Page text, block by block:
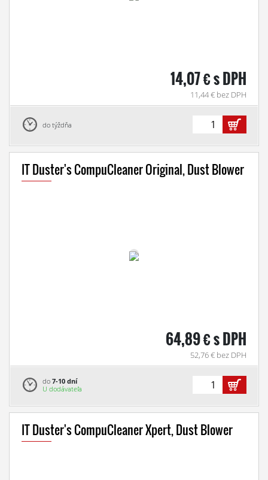
14,07 € s DPH
11,44 € bez DPH
do týždňa
IT Duster's CompuCleaner Original, Dust Blower
64,89 € s DPH
52,76 € bez DPH
do 7-10 dní
U dodávateľa
IT Duster's CompuCleaner Xpert, Dust Blower